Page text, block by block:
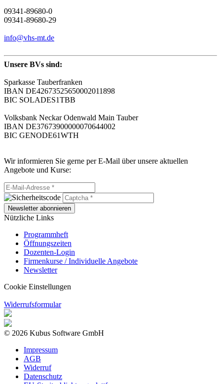
09341-89680-0
09341-89680-29
info@vhs-mt.de
Unsere BVs sind:
Sparkasse Tauberfranken
IBAN DE42673525650002011898
BIC SOLADES1TBB
Volksbank Neckar Odenwald Main Tauber
IBAN DE37673900000070644002
BIC GENODE61WTH
Wir informieren Sie gerne per E-Mail über unsere aktuellen
Angebote und Kurse:
Newsletter abonnieren
Nützliche Links
Programmheft
Öffnungszeiten
Dozenten-Login
Firmenkurse / Individuelle Angebote
Newsletter
Cookie Einstellungen
Widerrufsformular
© 2026 Kubus Software GmbH
Impressum
AGB
Widerruf
Datenschutz